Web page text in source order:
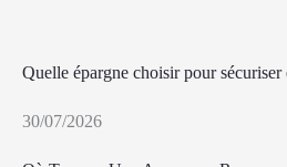
Quelle épargne choisir pour
30/07/2026